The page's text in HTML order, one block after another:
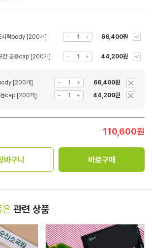
락body [200개] 66,400원
공용cap [200개] 44,200원
[200개]
66,400원
cap [200개]
44,200원
110,600원
바구니 바로구매
은 관련 상품